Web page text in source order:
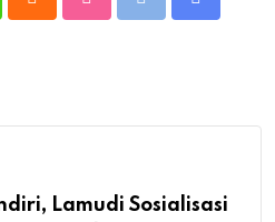
Lamudi Sosialisasi